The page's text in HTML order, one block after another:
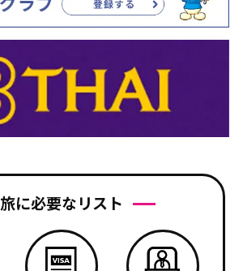
旅に必要なリスト